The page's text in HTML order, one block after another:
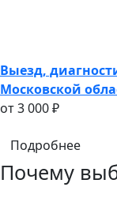
Выезд,
Московской
oт 3 000 ₽
Подробнее
Почему